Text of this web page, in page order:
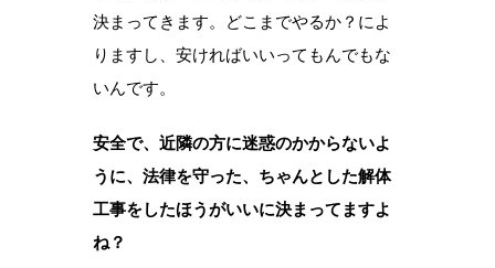
決まってきます。どこまでやるか？によ
りますし、安ければいいってもんでもな
いんです。
安全で、近隣の方に迷惑のかからないよ
うに、法律を守った、ちゃんとした解体
工事をしたほうがいいに決まってますよ
ね？